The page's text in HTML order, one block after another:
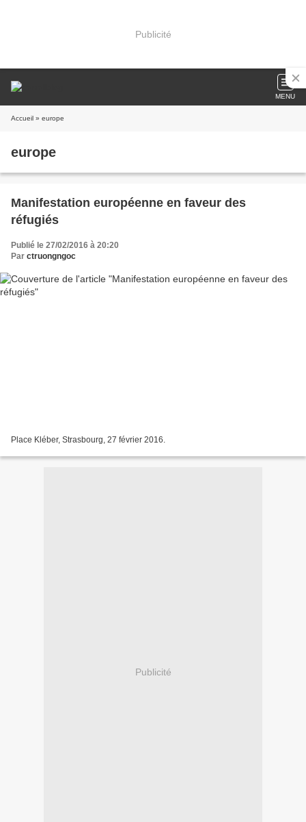
Publicité
MENU
Accueil » europe
europe
Manifestation européenne en faveur des
réfugiés
Publié le 27/02/2016 à 20:20
Par ctruongngoc
Place Kléber, Strasbourg, 27 février 2016.
Publicité